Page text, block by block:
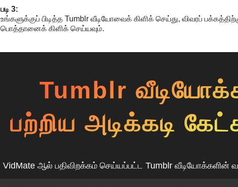
படி 3:
உங்களுக்குப் பிடித்த Tumblr வீடியோவைக் கிளிக் செய்து, விவரப்
பொத்தானைக் கிளிக் செய்யவும்.
Tumblr
பற்றிய அடிக்கடி
VidMate ஆல் பதிவிறக்கம் செய்யப்பட்ட Tumblr வீடியோக்களின்